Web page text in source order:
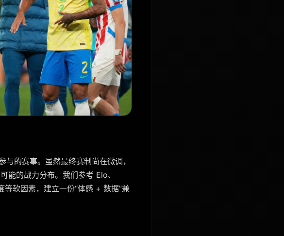
的赛事。虽然最终赛制尚在微调，
能的战力分布。我们参考 Elo、
软因素，建立一份“体感 + 数据”兼